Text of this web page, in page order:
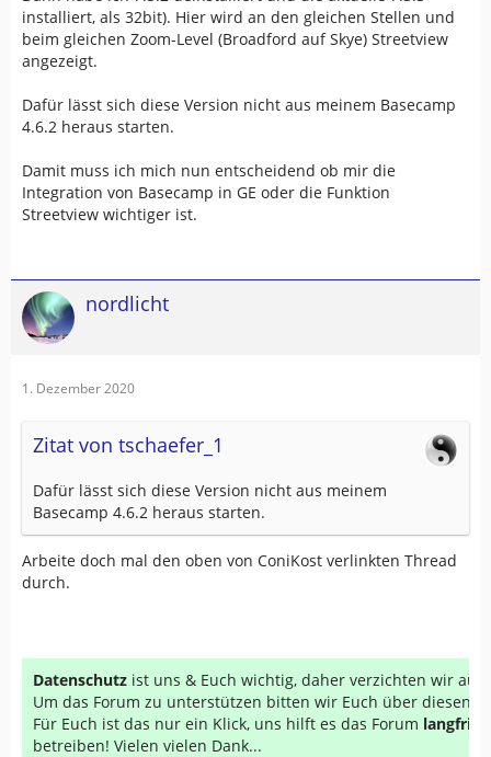
installiert, als 32bit). Hier wird an den gleichen Stellen und
beim gleichen Zoom-Level (Broadford auf Skye) Streetview
angezeigt.
Dafür lässt sich diese Version nicht aus meinem Basecamp
4.6.2 heraus starten.
Damit muss ich mich nun entscheidend ob mir die
Integration von Basecamp in GE oder die Funktion
Streetview wichtiger ist.
nordlicht
1. Dezember 2020
Zitat von tschaefer_1
Dafür lässt sich diese Version nicht aus meinem
Basecamp 4.6.2 heraus starten.
Arbeite doch mal den oben von ConiKost verlinkten Thread
durch.
Datenschutz ist uns & Euch wichtig, daher verzichten wir auf
Um das Forum zu unterstützen bitten wir Euch über diesen
Für Euch ist das nur ein Klick, uns hilft es das Forum
betreiben! Vielen vielen Dank...